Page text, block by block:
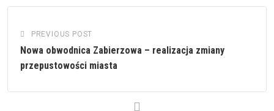
PREVIOUS POST
Nowa obwodnica Zabierzowa – realizacja zmiany
przepustowości miasta